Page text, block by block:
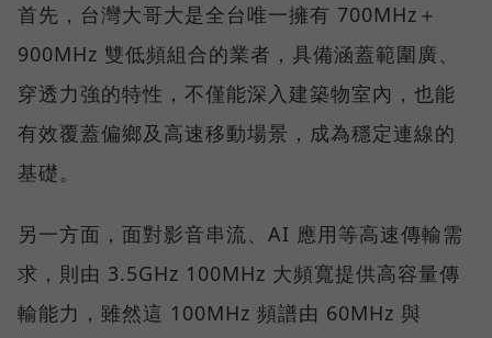
首先，台灣大哥大是全台唯一擁有 700MHz＋
900MHz 雙低頻組合的業者，具備涵蓋範圍廣、
穿透力強的特性，不僅能深入建築物室內，也能
有效覆蓋偏鄉及高速移動場景，成為穩定連線的
基礎。
另一方面，面對影音串流、AI 應用等高速傳輸需
求，則由 3.5GHz 100MHz 大頻寬提供高容量傳
輸能力，雖然這 100MHz 頻譜由 60MHz 與